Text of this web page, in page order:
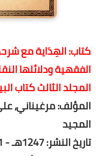
كتاب: الهِدَاية مع
الفقهية ودلائلها
المجلد الثالث كتاب
المؤلف: مرغيناني،
المجيد
تاريخ النشر: 1247هـ - 1831م